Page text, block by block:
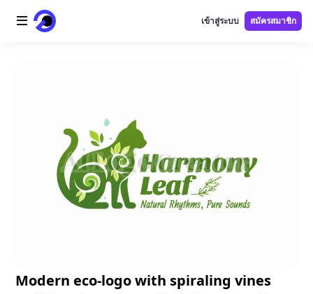
เครื่องมือ AI
เครื่องมือฟรี
เข้าสู่ระบบ สมัครสมาชิก
Modern eco-logo with spiraling vines